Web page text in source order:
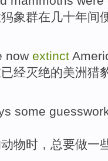
象群在 几十年间
now extinct
已经灭绝的美洲猎
some
动物时， 总要做一